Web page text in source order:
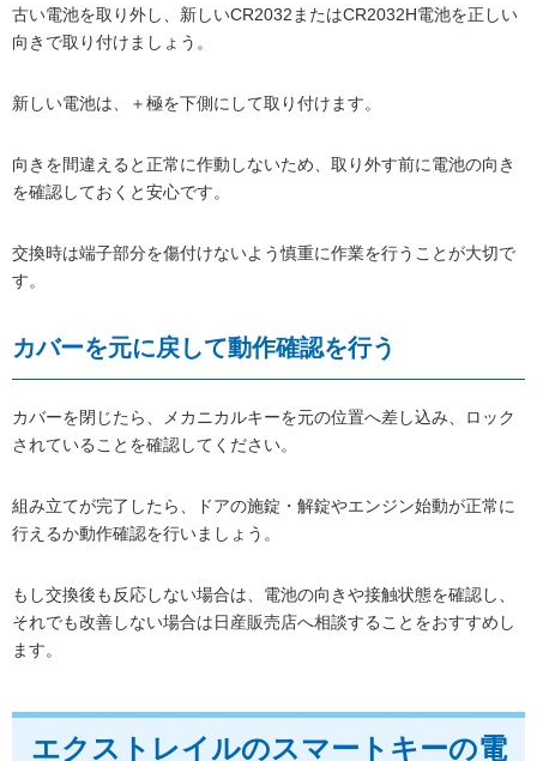
古い電池を取り外し、新しいCR2032またはCR2032H電池を正しい
向きで取り付けましょう。
新しい電池は、＋極を下側にして取り付けます。
向きを間違えると正常に作動しないため、取り外す前に電池の向き
を確認しておくと安心です。
交換時は端子部分を傷付けないよう慎重に作業を行うことが大切で
す。
カバーを元に戻して動作確認を行う
カバーを閉じたら、メカニカルキーを元の位置へ差し込み、ロック
されていることを確認してください。
組み立てが完了したら、ドアの施錠・解錠やエンジン始動が正常に
行えるか動作確認を行いましょう。
もし交換後も反応しない場合は、電池の向きや接触状態を確認し、
それでも改善しない場合は日産販売店へ相談することをおすすめし
ます。
エクストレイルのスマートキーの電